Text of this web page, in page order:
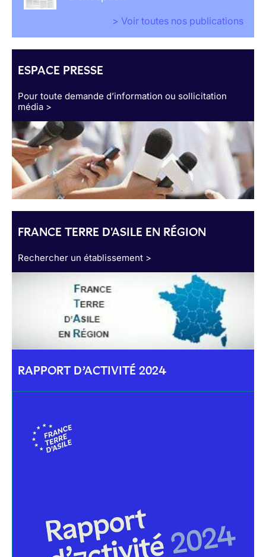
> Voir toutes nos publications
ESPACE PRESSE
Pour toute demande d’information ou sollicitation
média >
FRANCE TERRE D'ASILE EN RÉGION
Rechercher un établissement >
RAPPORT D’ACTIVITÉ 2024